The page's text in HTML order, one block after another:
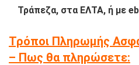
Τράπεζα, στα ΕΛΤΑ, ή με
Τρόποι Πληρωμής
– Πως θα πληρώσετε: